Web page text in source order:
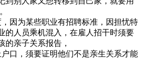
因为某些职业有招聘标准，因担忧特
的人员乘机混入，在雇人招干时须要
的亲子关系报告，
口，须要证明他们不是亲生关系才能